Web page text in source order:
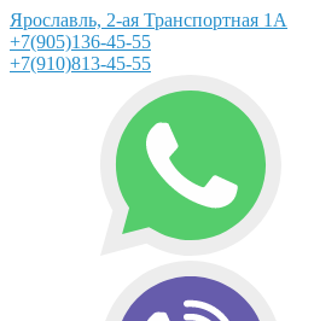
Ярославль, 2-ая Транспортная 1А
+7(905)136-45-55
+7(910)813-45-55